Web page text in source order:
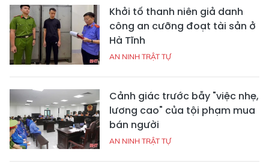
Khởi tố thanh niên giả danh
công an cưỡng đoạt tài sản ở
Hà Tĩnh
AN NINH TRẬT TỰ
Cảnh giác trước bẫy "việc nhẹ,
lương cao" của tội phạm mua
bán người
AN NINH TRẬT TỰ